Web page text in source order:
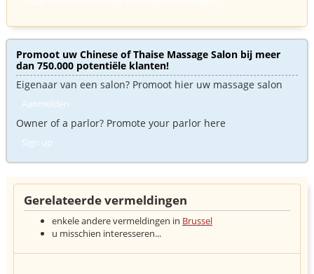
Promoot uw Chinese of Thaise Massage Salon bij meer
dan 750.000 potentiële klanten!
Eigenaar van een salon? Promoot hier uw massage salon
Aanmelden
Owner of a parlor? Promote your parlor here
Sign up
Gerelateerde vermeldingen
enkele andere vermeldingen in Brussel
u misschien interesseren...